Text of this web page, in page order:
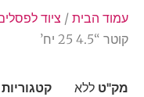
עמוד הבית / ציוד
קוטר “4.5 25 יח’
מק"ט ללא קטגוריות